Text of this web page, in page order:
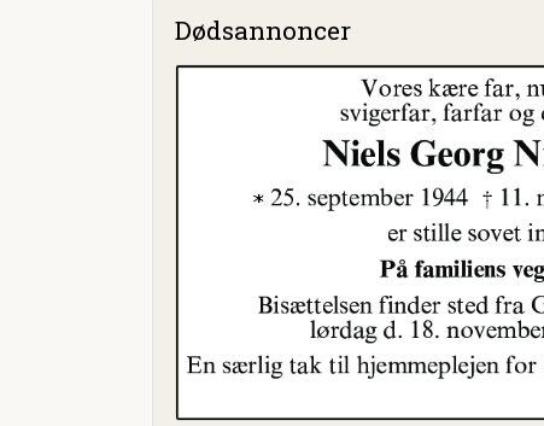
Dødsannoncer